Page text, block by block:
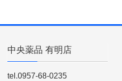
中央薬品 有明店
tel.0957-68-0235